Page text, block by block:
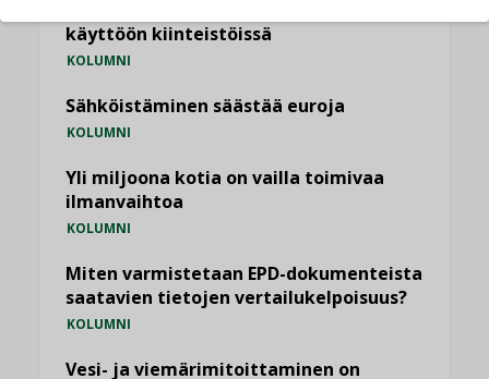
käyttöön kiinteistöissä
KOLUMNI
Sähköistäminen säästää euroja
KOLUMNI
Yli miljoona kotia on vailla toimivaa
ilmanvaihtoa
KOLUMNI
Miten varmistetaan EPD-dokumenteista
saatavien tietojen vertailukelpoisuus?
KOLUMNI
Vesi- ja viemärimitoittaminen on